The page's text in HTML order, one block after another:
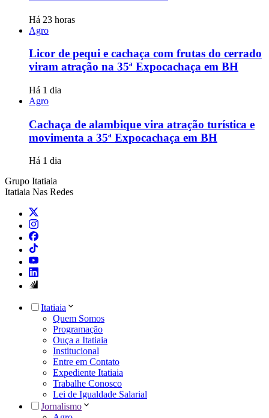
Há 23 horas
Agro
Licor de pequi e cachaça com frutas do cerrado
viram atração na 35ª Expocachaça em BH
Há 1 dia
Agro
Cachaça de alambique vira atração turística e
movimenta a 35ª Expocachaça em BH
Há 1 dia
Grupo Itatiaia
Itatiaia Nas Redes
Itatiaia
Quem Somos
Programação
Ouça a Itatiaia
Institucional
Entre em Contato
Expediente Itatiaia
Trabalhe Conosco
Lei de Igualdade Salarial
Jornalismo